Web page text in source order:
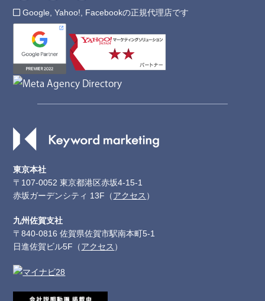
東京本社
〒107-0052 東京都港区赤坂4-15-1
赤坂ガーデンシティ 13F（アクセス ）
九州佐賀支社
〒840-0816 佐賀県佐賀市駅南本町5-1
日進佐賀ビル5F（アクセス ）
Google, Yahoo!, Facebookの正規代理店です